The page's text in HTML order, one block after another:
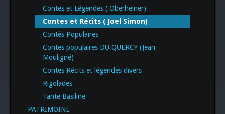
Contes et Légendes ( Oberheiner)
Contes et Récits ( Joel Simon)
Contès Populaires
Contes populaires DU QUERCY (Jean
Mouligné)
Contes Récits et légendes divers
Rigolades
Tante Basiline
PATRIMOINE